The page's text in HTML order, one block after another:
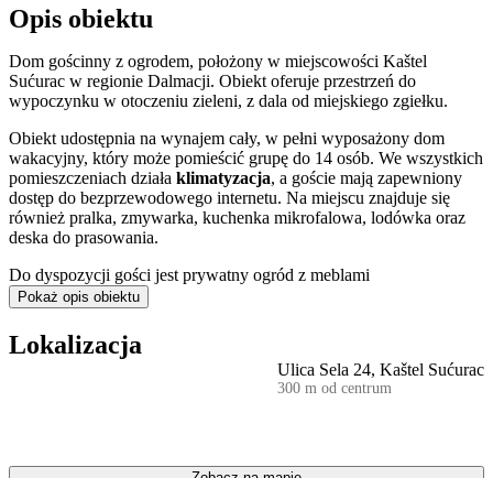
Opis obiektu
Dom gościnny z ogrodem, położony w miejscowości Kaštel
Sućurac w regionie Dalmacji. Obiekt oferuje przestrzeń do
wypoczynku w otoczeniu zieleni, z dala od miejskiego zgiełku.
Obiekt udostępnia na wynajem cały, w pełni wyposażony dom
wakacyjny, który może pomieścić grupę do 14 osób. We wszystkich
pomieszczeniach działa klimatyzacja, a goście mają zapewniony
dostęp do bezprzewodowego internetu. Na miejscu znajduje się
również pralka, zmywarka, kuchenka mikrofalowa, lodówka oraz
deska do prasowania.
Do dyspozycji gości jest prywatny ogród z meblami
wypoczynkowymi oraz huśtawką.
Jednym z głównych atutów obiektu jest
pozwala na pełen relaks. Na terenie posesji przygotowano także
, idealne na wspólne posiłki na świeżym
powietrzu. Dla osób preferujących aktywny wypoczynek dostępna
kamienistej plaży.
Pokaż opis obiektu
Lokalizacja
Ulica Sela 24, Kaštel Sućurac
300 m od centrum